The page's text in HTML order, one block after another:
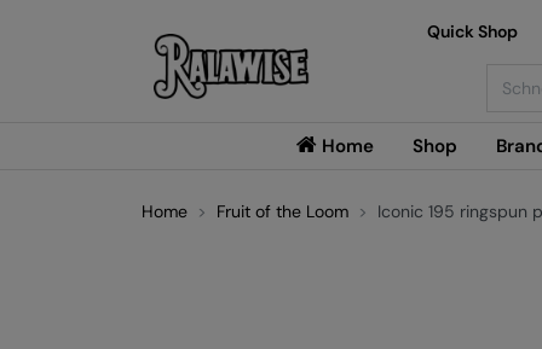
Home Shop
Quick Shop
Home Fruit of the Loom Iconic 195 ringspun